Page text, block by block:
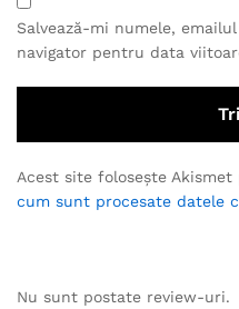
Salvează-mi numele,
navigator pentru data
Acest site folosește
cum sunt procesate datele
Nu sunt postate review-uri.